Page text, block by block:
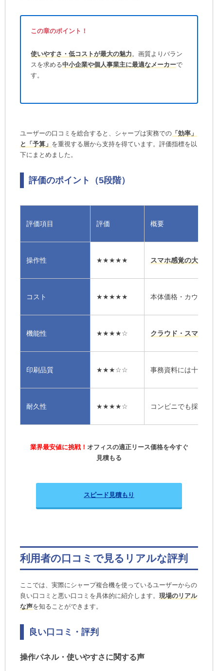
コストパフォーマンスで選ぶなら？（対 京セラ）
サポート体制で選ぶなら？（対 リコー・キヤノ
シャープの人気機種ランキングTOP3
■1位 使い勝手に配慮したデザインで人にやさし
い
シャープ複合機のリース料金とカウンター料金
の相場
リース料金の目安
料金を安く抑える3つのポイント
故障を未然に防ぐリモート診断機能
シャープ複合機に関するよくある質問（FAQ）
Q. シャープの複合機は他社より故障しやすいです
Q. リース料金の相場はいくらくらいですか？
Q. スマホからのプリント設定は難しいですか？
Q. 中古のシャープ複合機を導入する際の注意点
複合機NAVIが複合機・コピー機のリースで選ば
れる理由
導入後のメンテナンスも最高品質だから安心！
複合機NAVIでご導入いただいたお客様の声
複合機NAVIでのご導入の流れ
応・保守対応エリア
この章のポイント！
使いやすさ・低コストが最大の魅力。画質よりバラン
スを求める中小企業や個人事業主に最適なメーカーで
す。
ユーザーの口コミを総合すると、シャープは実務での 「効率」
と「予算」 を重視する層から支持を得ています。評価指標を以
下にまとめました。
評価のポイント（5段階）
評価項目 評価 概要
操作性 ★★★★★ スマホ感覚の大型パ
コスト ★★★★★ 本体価格・カウンタ
機能性 ★★★★☆ クラウド・スマホ連携
印刷品質 ★★★☆☆ 事務資料には十分だ
耐久性 ★★★★☆ コンビニでも採用さ
業界最安値に挑戦！ オフィスの適正リース価格を今すぐ
見積もる
スピード見積もり
利用者の口コミで見るリアルな評判
ここでは、実際にシャープ複合機を使っているユーザーからの
良い口コミと悪い口コミを具体的に紹介します。 現場のリアル
な声を知ることができます。
良い口コミ・評判
操作パネル・使いやすさに関する声